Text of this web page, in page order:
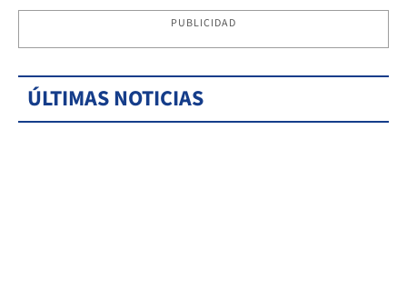
PUBLICIDAD
ÚLTIMAS NOTICIAS